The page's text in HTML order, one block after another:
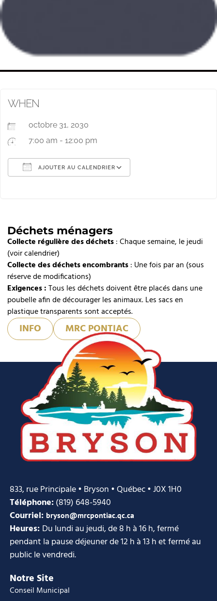
Déchets ménagers
Collecte régulière des déchets: Chaque semaine, le jeudi
(voir calendrier)
Collecte des déchets encombrants: Une fois par an (sous
réserve de modifications)
Exigences :Tous les déchets doivent être placés dans une
poubelle afin de décourager les animaux. Les sacs en
plastique transparents sont acceptés.
INFO MRC PONTIAC
WHEN
octobre 31, 2030
7:00 am - 12:00 pm
AJOUTER AU CALENDRIER
iCalendar
Office 365
Outlook Live
833, rue Principale • Bryson • Québec • J0X 1H0
Téléphone:(819) 648-5940
Courriel: bryson@mrcpontiac.qc.ca
Heures: Du lundi au jeudi, de 8 h à 16 h, fermé
pendant la pause déjeuner de 12 h à 13 h et fermé au
public le vendredi.
Notre Site
Conseil Municipal